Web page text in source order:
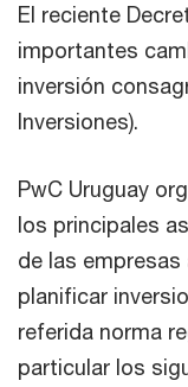
El reciente
importantes
inversión
Inversiones).
PwC Uruguay
los principales
de las
planificar
referida norma
particular los